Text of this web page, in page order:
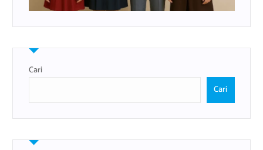
Cari
Cari